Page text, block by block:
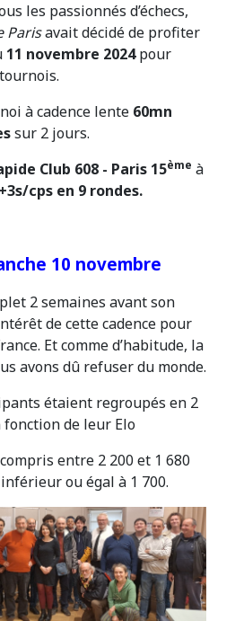
les passionnés d’échecs,
Parisavait décidé de profiter
11 novembre 2024pour
à cadence lente 60mn
sur 2 jours.
Club 608 - Paris 15ème à
cps en 9 rondes.
10 novembre
2 semaines avant son
de cette cadence pour
Et comme d’habitude, la
avons dû refuser du monde.
étaient regroupés en 2
de leur Elo
entre 2 200 et 1 680
ou égal à 1 700.